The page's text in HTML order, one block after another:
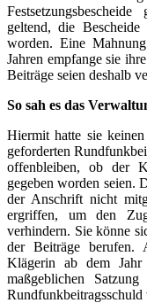
geltend, die
worden. Eine
Jahren empfange sie
Beiträge seien deshalb
So sah es das
Hiermit hatte sie
geforderten
offenbleiben, ob der
gegeben worden seien.
der Anschrift nicht
ergriffen, um den
verhindern. Sie könne
der Beiträge berufen.
Klägerin ab dem
maßgeblichen
Rundfunkbeitragsschuld